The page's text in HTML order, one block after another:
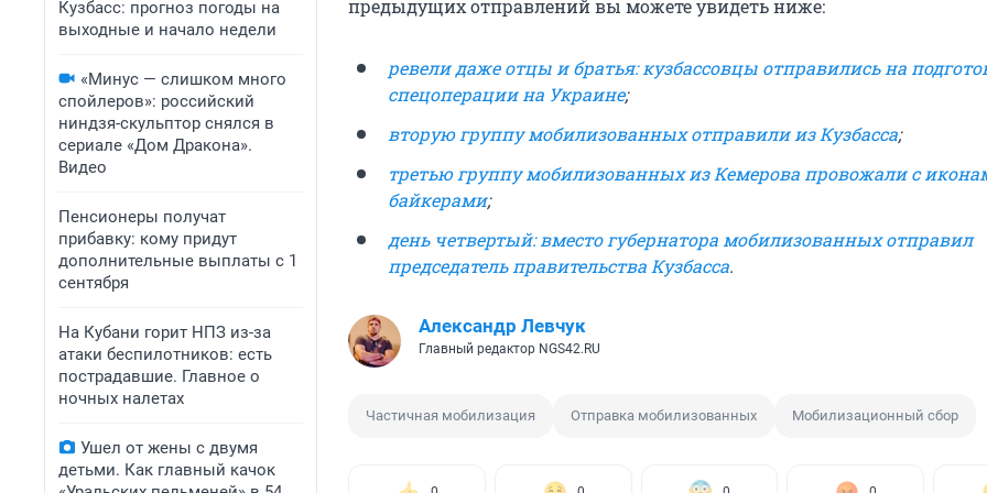
Кузбасс: прогноз погоды на
выходные и начало недели
«Минус — слишком много
спойлеров»: российский
ниндзя-скульптор снялся в
сериале «Дом Дракона».
Видео
Пенсионеры получат
прибавку: кому придут
дополнительные выплаты с 1
сентября
На Кубани горит НПЗ из-за
атаки беспилотников: есть
пострадавшие. Главное о
ночных налетах
Ушел от жены с двумя
детьми. Как главный качок
предыдущих отправлений вы можете увидеть ниже:
ревели даже отцы и братья: кузбассовцы отправились на
спецоперации на Украине;
вторую группу мобилизованных отправили из Кузбасса;
третью группу мобилизованных из Кемерова провожали с
байкерами;
день четвертый: вместо губернатора мобилизованных отправил
председатель правительства Кузбасса.
Александр Левчук
Главный редактор NGS42.RU
Частичная мобилизация Отправка мобилизованных Мобилизационный сбор